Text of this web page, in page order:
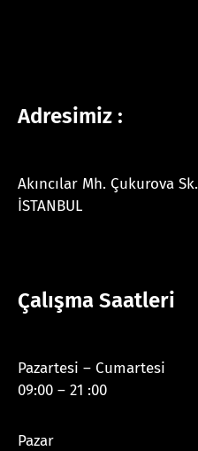
Adresimiz :
Akıncılar Mh. Çukurova
İSTANBUL
Çalışma Saatleri
Pazartesi – Cumartesi
09:00 – 21 :00
Pazar